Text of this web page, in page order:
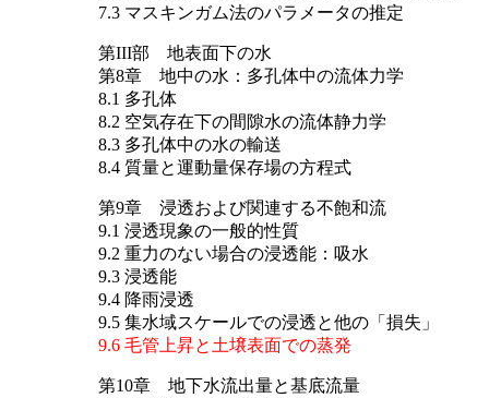
7.3 マスキンガム法のパラメータの推定
第III部 地表面下の水
第8章 地中の水：多孔体中の流体力学
8.1 多孔体
8.2 空気存在下の間隙水の流体静力学
8.3 多孔体中の水の輸送
8.4 質量と運動量保存場の方程式
第9章 浸透および関連する不飽和流
9.1 浸透現象の一般的性質
9.2 重力のない場合の浸透能：吸水
9.3 浸透能
9.4 降雨浸透
9.5 集水域スケールでの浸透と他の「損失」
9.6 毛管上昇と土壌表面での蒸発
第10章 地下水流出量と基底流量